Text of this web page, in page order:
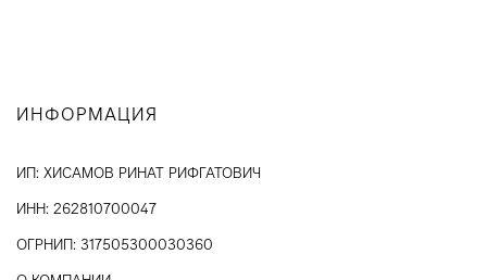
ИНФОРМАЦИЯ
ИП: ХИСАМОВ РИНАТ РИФГАТОВИЧ
ИНН: 262810700047
ОГРНИП: 317505300030360